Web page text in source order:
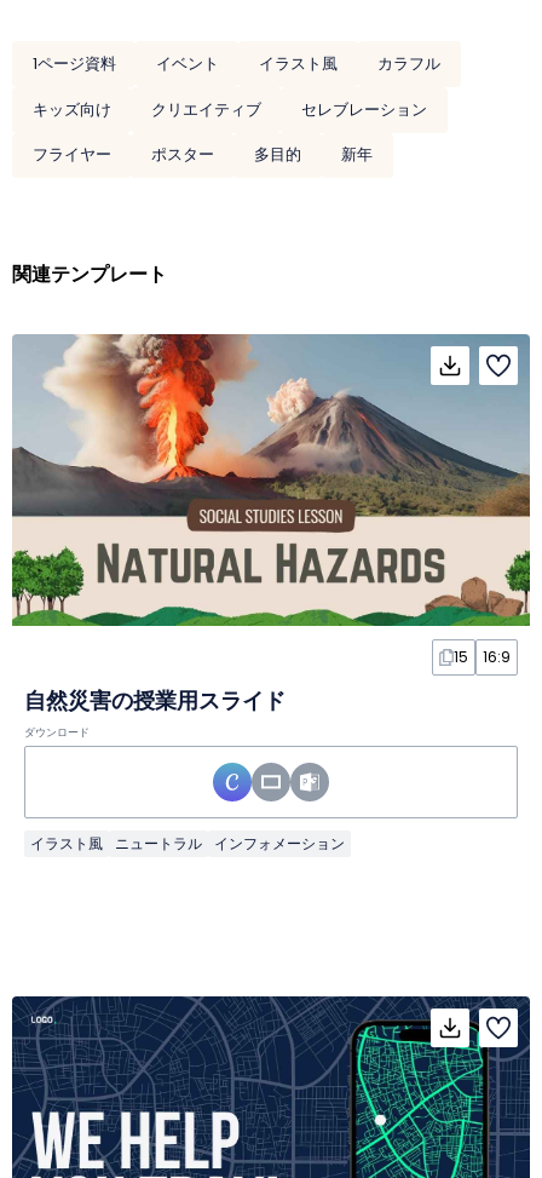
1ページ資料 イベント イラスト風
カラフル
キッズ向け
クリエイティブ
セレブレーション
フライヤー
ポスター 多目的 新年
関連テンプレート
15 16:9
自然災害の授業用スライド
ダウンロード
イラスト風 ニュートラル インフォメーション